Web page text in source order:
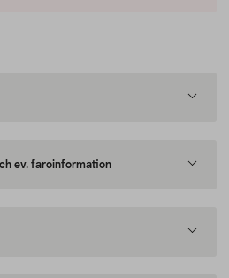
ev. faroinformation